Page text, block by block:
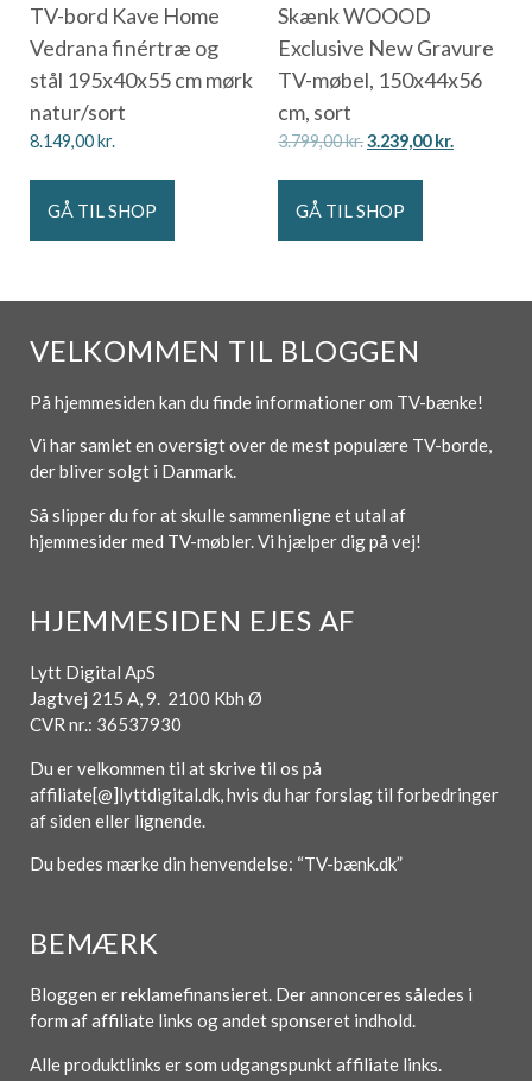
TV-bord Kave Home
Vedrana finértræ og
stål 195x40x55 cm mørk
natur/sort
8.149,00kr.
GÅ TIL SHOP
Skænk WOOOD
Exclusive New Gravure
TV-møbel, 150x44x56
cm, sort
3.799,00kr.3.239,00kr.
GÅ TIL SHOP
VELKOMMEN TIL BLOGGEN
På hjemmesiden kan du finde informationer om TV-bænke!
Vi har samlet en oversigt over de mest populære TV-borde,
der bliver solgt i Danmark.
Så slipper du for at skulle sammenligne et utal af
hjemmesider med TV-møbler. Vi hjælper dig på vej!
HJEMMESIDEN EJES AF
Lytt Digital ApS
Jagtvej 215 A, 9. 2100 Kbh Ø
CVR nr.: 36537930
Du er velkommen til at skrive til os på
affiliate[@]lyttdigital.dk, hvis du har forslag til forbedringer
af siden eller lignende.
Du bedes mærke din henvendelse: “TV-bænk.dk”
BEMÆRK
Bloggen er reklamefinansieret. Der annonceres således i
form af affiliate links og andet sponseret indhold.
Alle produktlinks er som udgangspunkt affiliate links.